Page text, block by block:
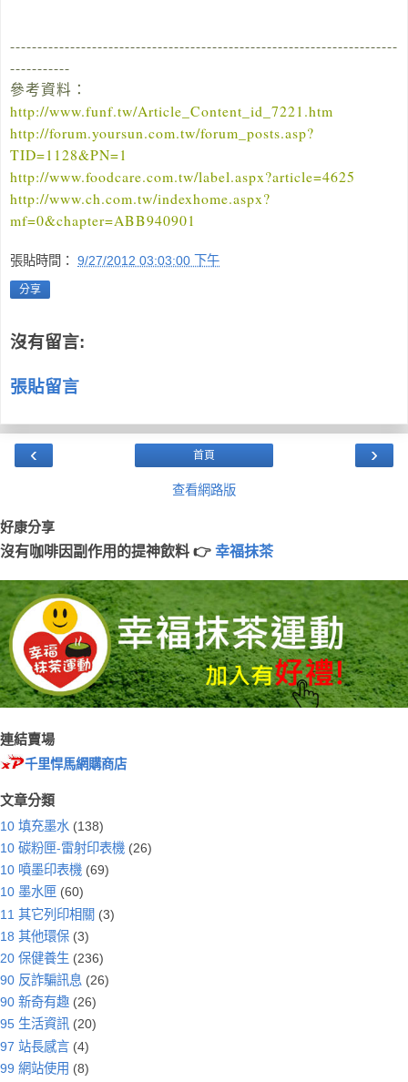
-----------------------------------------------------------------------
-----------
參考資料：
http://www.funf.tw/Article_Content_id_7221.htm
http://forum.yoursun.com.tw/forum_posts.asp?
TID=1128&PN=1
http://www.foodcare.com.tw/label.aspx?article=4625
http://www.ch.com.tw/indexhome.aspx?
mf=0&chapter=ABB940901
張貼時間： 9/27/2012 03:03:00 下午
分享
沒有留言:
張貼留言
‹ ›
首頁
查看網路版
好康分享
沒有咖啡因副作用的提神飲料 👉 幸福抹茶
連結賣場
千里悍馬網購商店
文章分類
10 填充墨水 (138)
10 碳粉匣-雷射印表機 (26)
10 噴墨印表機 (69)
10 墨水匣 (60)
11 其它列印相關 (3)
18 其他環保 (3)
20 保健養生 (236)
90 反詐騙訊息 (26)
90 新奇有趣 (26)
95 生活資訊 (20)
97 站長感言 (4)
99 網站使用 (8)